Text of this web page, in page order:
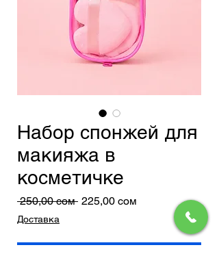
Набор спонжей для
макияжа в
косметичке
250,00 сом Обычная
225,00 сом Спеццена
Доставка